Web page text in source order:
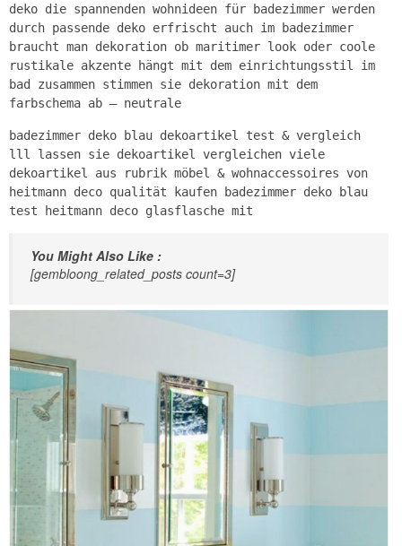
deko die spannenden wohnideen für badezimmer werden
durch passende deko erfrischt auch im badezimmer
braucht man dekoration ob maritimer look oder coole
rustikale akzente hängt mit dem einrichtungsstil im
bad zusammen stimmen sie dekoration mit dem
farbschema ab – neutrale
badezimmer deko blau dekoartikel test & vergleich
lll lassen sie dekoartikel vergleichen viele
dekoartikel aus rubrik möbel & wohnaccessoires von
heitmann deco qualität kaufen badezimmer deko blau
test heitmann deco glasflasche mit
You Might Also Like :
[gembloong_related_posts count=3]